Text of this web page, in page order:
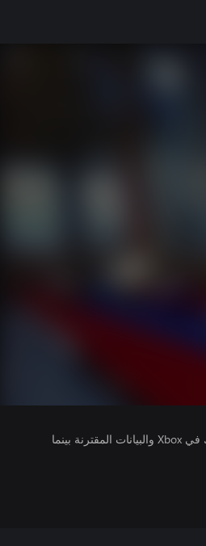
يتلقى ناشرو الألعاب التي تقوم بتشغيلها وصولاً إلى معلومات ملف تعريفك في Xbox والبيانات المقترنة بينما